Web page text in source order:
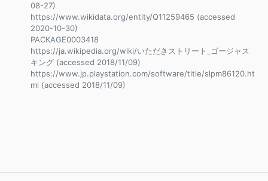
08-27)
https://www.wikidata.org/entity/Q11259465 (accessed
2020-10-30)
PACKAGE0003418
https://ja.wikipedia.org/wiki/いただきストリート_ゴージャス
キング (accessed 2018/11/09)
https://www.jp.playstation.com/software/title/slpm86120.ht
ml (accessed 2018/11/09)